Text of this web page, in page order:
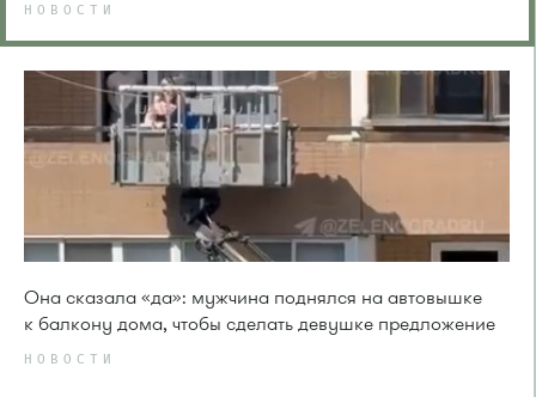
НОВОСТИ
Она сказала «да»: мужчина поднялся на автовышке
к балкону дома, чтобы сделать девушке предложение
НОВОСТИ